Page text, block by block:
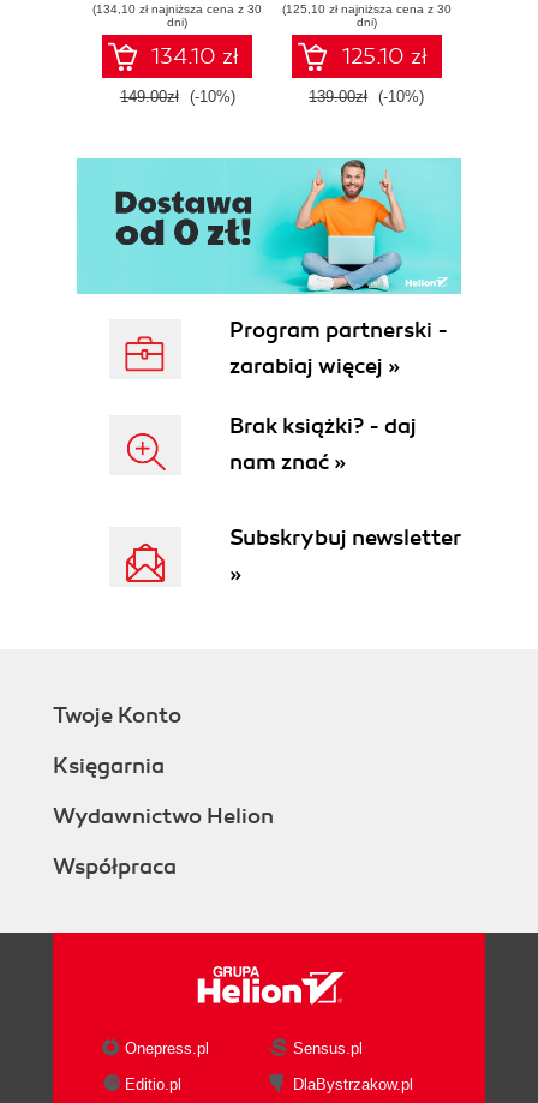
threat response -
Fourth Edition
(134,10 zł najniższa cena z 30
dni)
134.10 zł
149.00zł (-10%)
Tools, and
Microsoft Fabric -
Fourth Edition
(125,10 zł najniższa cena z 30
dni)
125.10 zł
139.00zł (-10%)
Program partnerski -
zarabiaj więcej »
Brak książki? - daj
nam znać »
Subskrybuj newsletter
»
Twoje Konto
Księgarnia
Wydawnictwo Helion
Współpraca
Onepress.pl
Sensus.pl
Editio.pl
DlaBystrzakow.pl